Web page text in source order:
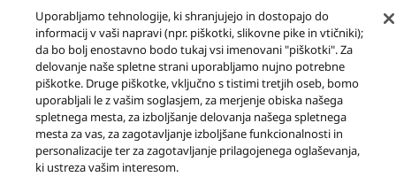
Izdelki Visoki Razred Serija G90 Sistem Zvočnikov
Pogoji uporabe
Obvestilo o zasebnosti
Uporabljamo tehnologije, ki shranjujejo in dostopajo do
informacij v vaši napravi (npr. piškotki, slikovne pike in vtičniki);
da bo bolj enostavno bodo tukaj vsi imenovani "piškotki". Za
delovanje naše spletne strani uporabljamo nujno potrebne
piškotke. Druge piškotke, vključno s tistimi tretjih oseb, bomo
uporabljali le z vašim soglasjem, za merjenje obiska našega
spletnega mesta, za izboljšanje delovanja našega spletnega
mesta za vas, za zagotavljanje izboljšane funkcionalnosti in
personalizacije ter za zagotavljanje prilagojenega oglaševanja,
ki ustreza vašim interesom.